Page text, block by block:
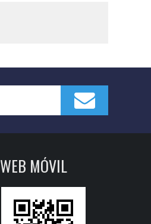
WEB MÓVIL